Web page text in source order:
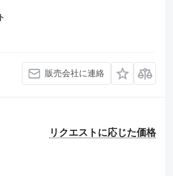
販売会社に連絡
リクエストに応じた価格